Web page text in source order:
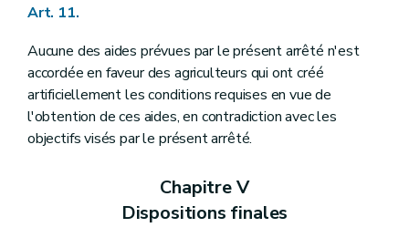
Art. 11.
Aucune des aides prévues par le présent arrêté n'est
accordée en faveur des agriculteurs qui ont créé
artificiellement les conditions requises en vue de
l'obtention de ces aides, en contradiction avec les
objectifs visés par le présent arrêté.
Chapitre V
Dispositions finales